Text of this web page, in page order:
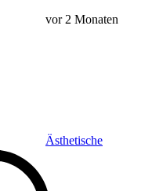
vor 2 Monaten
Ästhetische